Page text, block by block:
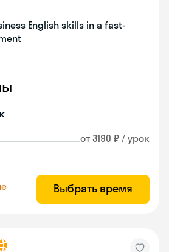
English skills in a fast-
от 3190 ₽ / урок
Выбрать время